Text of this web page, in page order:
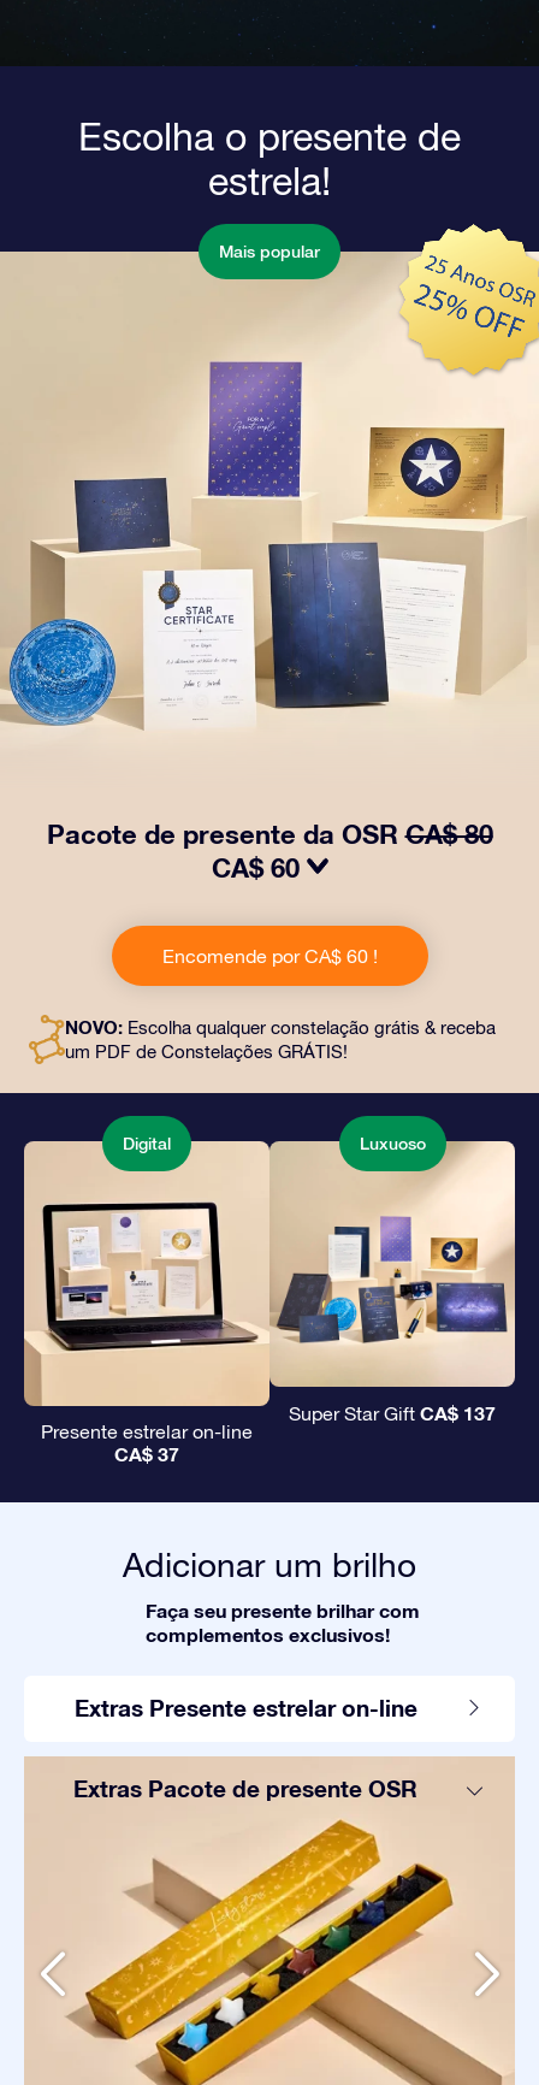
Escolha o presente de
estrela!
Mais popular
Pacote de presente da OSRCA$ 80
CA$ 60
da OSR! Esse presente inclui um lindo envelope e
documentos personalizados enviados para um
endereço de sua escolha, além de documentos digitais
mágica de oferecer um presente eterno a amigos e
entes queridos.
Encomende por CA$ 60 !
NOVO: Escolha qualquer constelação grátis & receba
um PDF de Constelações GRÁTIS!
Digital
Presente estrelar on-line
CA$ 37
Luxuoso
Super Star Gift CA$ 137
Adicionar um brilho
Faça seu presente brilhar com
complementos exclusivos!
Extras Presente estrelar on-line
Extras Pacote de presente OSR